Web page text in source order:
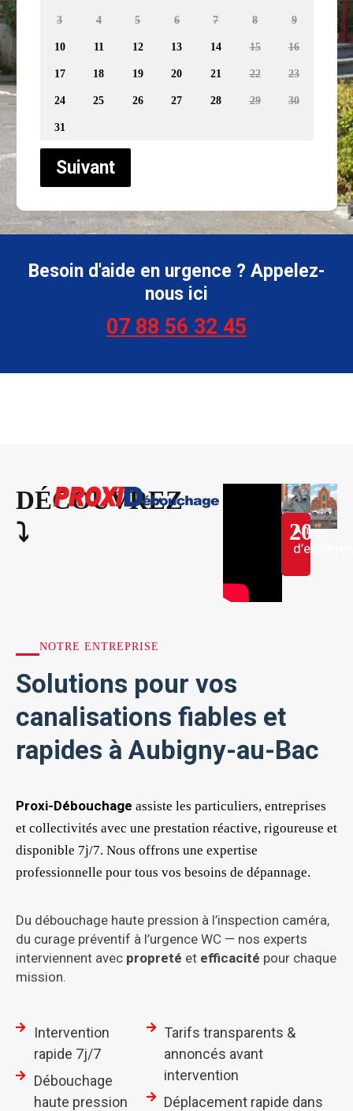
3 4 5 6 7 8 9
10 11 12 13 14 15 16
17 18 19 20 21 22 23
24 25 26 27 28 29 30
31
Suivant
Besoin d'aide en urgence ? Appelez-
nous ici
07 88 56 32 45
DÉCOUVREZ
⤵︎
20+
Ans
NOTRE ENTREPRISE
Solutions pour vos
canalisations fiables et
rapides à Aubigny-au-Bac
Proxi-Débouchage assiste les particuliers, entreprises
et collectivités avec une prestation réactive, rigoureuse et
disponible 7j/7. Nous offrons une expertise
professionnelle pour tous vos besoins de dépannage.
Du débouchage haute pression à l’inspection caméra,
du curage préventif à l’urgence WC — nos experts
interviennent avec propreté et efficacité pour chaque
mission.
Intervention
rapide 7j/7
Débouchage
haute pression
Tarifs transparents &
annoncés avant
intervention
Déplacement rapide dans